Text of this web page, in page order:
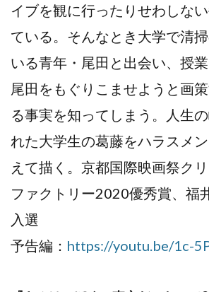
イブを観に行ったりせわしな
ている。そんなとき大学で清
いる青年・尾田と出会い、授
尾田をもぐりこませようと画
る事実を知ってしまう。人生
れた大学生の葛藤をハラスメ
えて描く。京都国際映画祭ク
ファクトリー2020優秀賞、福
入選
予告編： https://youtu.be/1c-